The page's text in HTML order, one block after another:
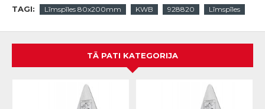
TAGI: Līmspīles 80x200mm KWB 928820 Līmspīles
TĀ PATI KATEGORIJA